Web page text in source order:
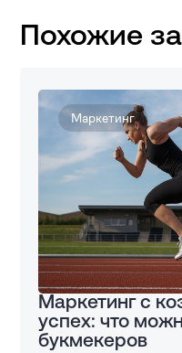
Похожие
Маркетинг
Маркетинг с
успех: что
букмекеров